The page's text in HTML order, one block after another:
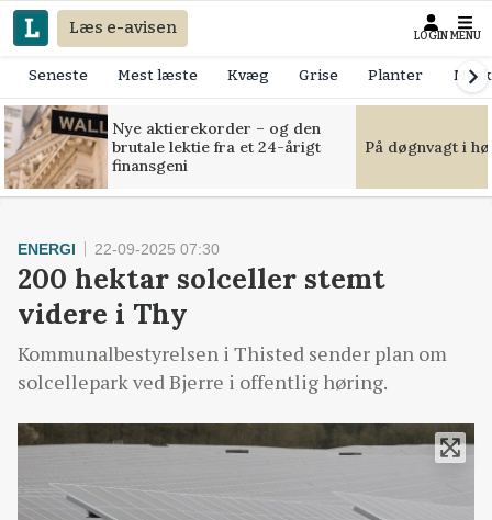
Læs e-avisen LOGIN MENU
Seneste Mest læste Kvæg Grise Planter
Nye aktierekorder – og den
brutale lektie fra et 24-årigt
finansgeni
På døgnvagt i
ENERGI 22-09-2025 07:30
200 hektar solceller stemt
videre i Thy
Kommunalbestyrelsen i Thisted sender plan om
solcellepark ved Bjerre i offentlig høring.